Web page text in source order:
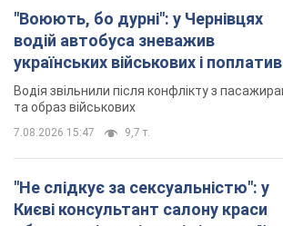
зовнішності жінки, сказавши, що вона носить
"чоловічу стрижку"
9 годин тому 17,9 т.